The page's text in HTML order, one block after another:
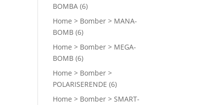
BOMBA (6)
Home > Bomber > MANA-
BOMB (6)
Home > Bomber > MEGA-
BOMB (6)
Home > Bomber >
POLARISERENDE (6)
Home > Bomber > SMART-